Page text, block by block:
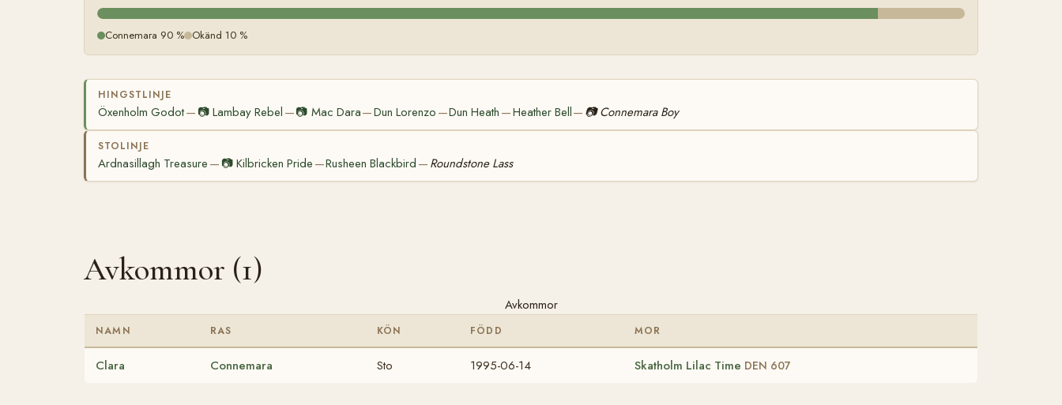
Connemara 90 % Okänd 10 %
HINGSTLINJE
Öxenholm Godot— 📷Lambay Rebel —📷 Mac Dara—Dun Lorenzo —Dun Heath —Heather Bell— 📷 Connemara Boy
STOLINJE
Ardnasillagh Treasure — 📷Kilbricken Pride —Rusheen Blackbird — Roundstone Lass
Avkommor (1)
Avkommor
NAMN RAS KÖN FÖDD MOR
Clara Connemara Sto 1995-06-14 Skatholm Lilac Time DEN 607